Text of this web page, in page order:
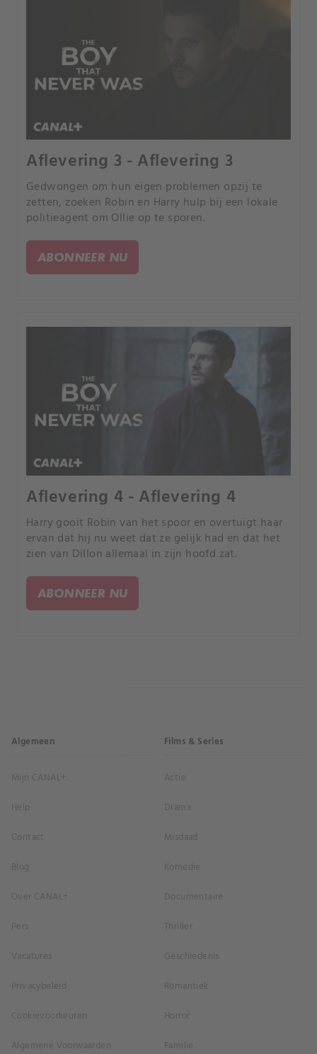
Aflevering 3 - Aflevering 3
Gedwongen om hun eigen problemen opzij te
zetten, zoeken Robin en Harry hulp bij een lokale
politieagent om Ollie op te sporen.
ABONNEER NU
Aflevering 4 - Aflevering 4
Harry gooit Robin van het spoor en overtuigt haar
ervan dat hij nu weet dat ze gelijk had en dat het
zien van Dillon allemaal in zijn hoofd zat.
ABONNEER NU
Algemeen
Mijn CANAL+
Help
Contact
Blog
Over CANAL+
Pers
Vacatures
Privacybeleid
Cookievoorkeuren
Algemene Voorwaarden
Films & Series
Actie
Drama
Misdaad
Komedie
Documentaire
Thriller
Geschiedenis
Romantiek
Horror
Familie